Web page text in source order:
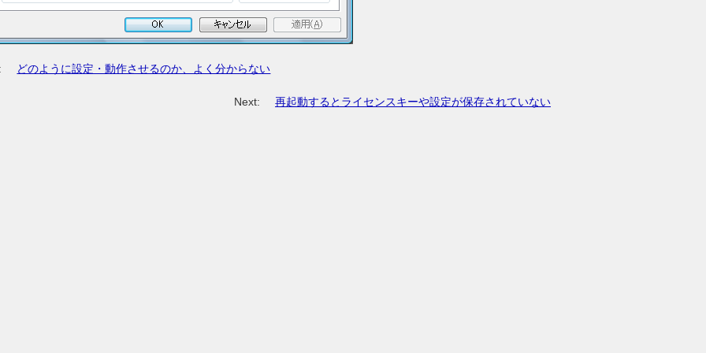
どのように設定・動作させるのか、よく分からない
Next: 再起動するとライセンスキーや設定が保存されていない